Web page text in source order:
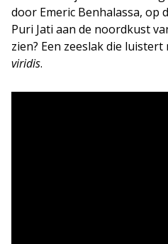
door Emeric Benhalassa, op
Puri Jati aan de noordkust
zien? Een zeeslak die
viridis.